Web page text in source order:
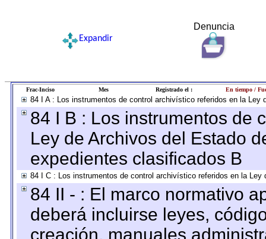
Denuncia
Expandir
Frac-Inciso Mes Registrado el : En tiempo /
84 I A : Los instrumentos de control archivístico referidos en la
84 I B : Los instrumentos de
Ley de Archivos del Estado
expedientes clasificados B
84 I C : Los instrumentos de control archivístico referidos en la
84 II - : El marco normativo
deberá incluirse leyes,
creación, manuales